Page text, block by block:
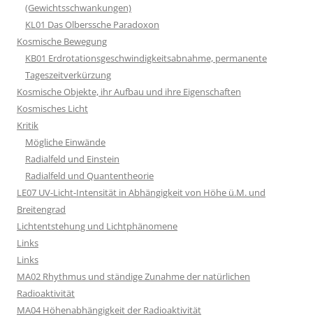
(Gewichtsschwankungen)
KL01 Das Olberssche Paradoxon
Kosmische Bewegung
KB01 Erdrotationsgeschwindigkeitsabnahme, permanente
Tageszeitverkürzung
Kosmische Objekte, ihr Aufbau und ihre Eigenschaften
Kosmisches Licht
Kritik
Mögliche Einwände
Radialfeld und Einstein
Radialfeld und Quantentheorie
LE07 UV-Licht-Intensität in Abhängigkeit von Höhe ü.M. und
Breitengrad
Lichtentstehung und Lichtphänomene
Links
Links
MA02 Rhythmus und ständige Zunahme der natürlichen
Radioaktivität
MA04 Höhenabhängigkeit der Radioaktivität